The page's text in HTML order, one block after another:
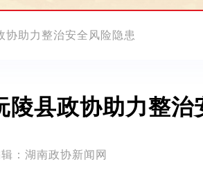
协助力整治安全风险隐患
陵县政协助力整治
：湖南政协新闻网